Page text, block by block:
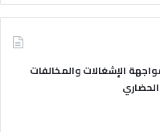
الإشغالات والمخالفات